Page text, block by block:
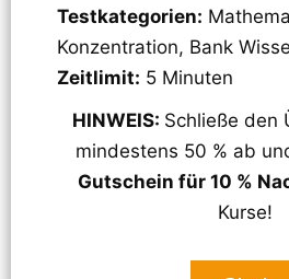
Testkategorien:
Konzentration, Bank
Zeitlimit: 5 Minuten
HINWEIS: Schließe den
mindestens 50 % ab
Gutschein für 10 %
Kurse!